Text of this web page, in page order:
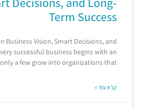
Term Success
Business Vision, Smart Decisions, and
successful business begins with an
a few grow into organizations that
קרא עוד »